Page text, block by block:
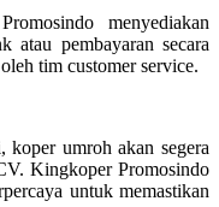
menyediakan
atau pembayaran secara
tim customer service.
koper umroh akan segera
Kingkoper Promosindo
untuk memastikan